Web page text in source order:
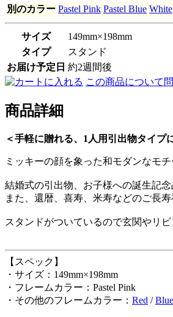
別のカラー Pastel Pink Pastel Blue White
サイズ
149mm×198mm
タイプ
スタンド
お届け予定日 約2週間後
この商品について
商品詳細
＜手軽に贈れる、1人用引出物タイプ
ミッキーの顔を象った和モダンなモチ
結婚式の引出物、お子様への誕生記
また、還暦、喜寿、米寿などのご長
スタンドがついているので玄関やリ
【スペック】
・サイズ：149mm×198mm
・フレームカラー：Pastel Pink
・その他のフレームカラー： Red /Blue